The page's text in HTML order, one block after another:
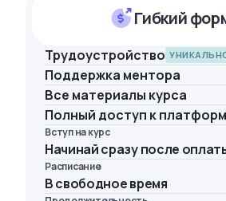
Гибкий
Трудоустройство
Поддержка ментора
Все материалы курса
Полный доступ к
Вступ на курс
Начинай сразу после
Расписание
В свободное время